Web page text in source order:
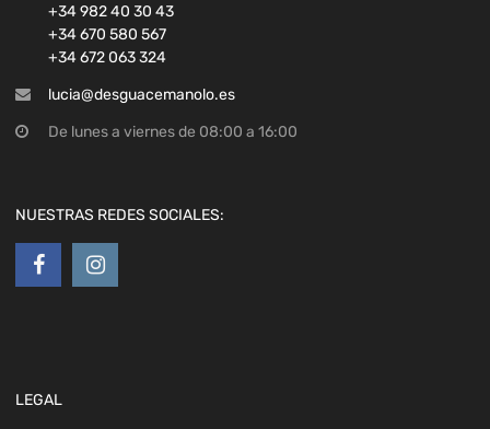
+34 982 40 30 43
+34 670 580 567
+34 672 063 324
lucia@desguacemanolo.es
De lunes a viernes de 08:00 a 16:00
NUESTRAS REDES SOCIALES:
LEGAL